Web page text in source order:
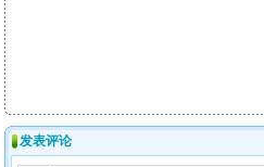
发表评论